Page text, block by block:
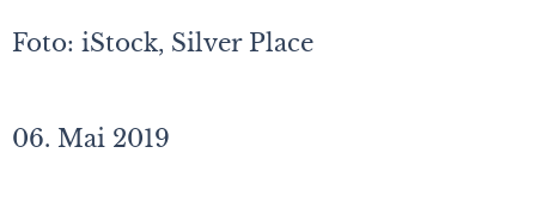
Foto: iStock, Silver Place
06. Mai 2019